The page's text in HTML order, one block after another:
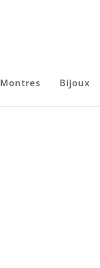
Montres Bijoux
Montres Bijoux